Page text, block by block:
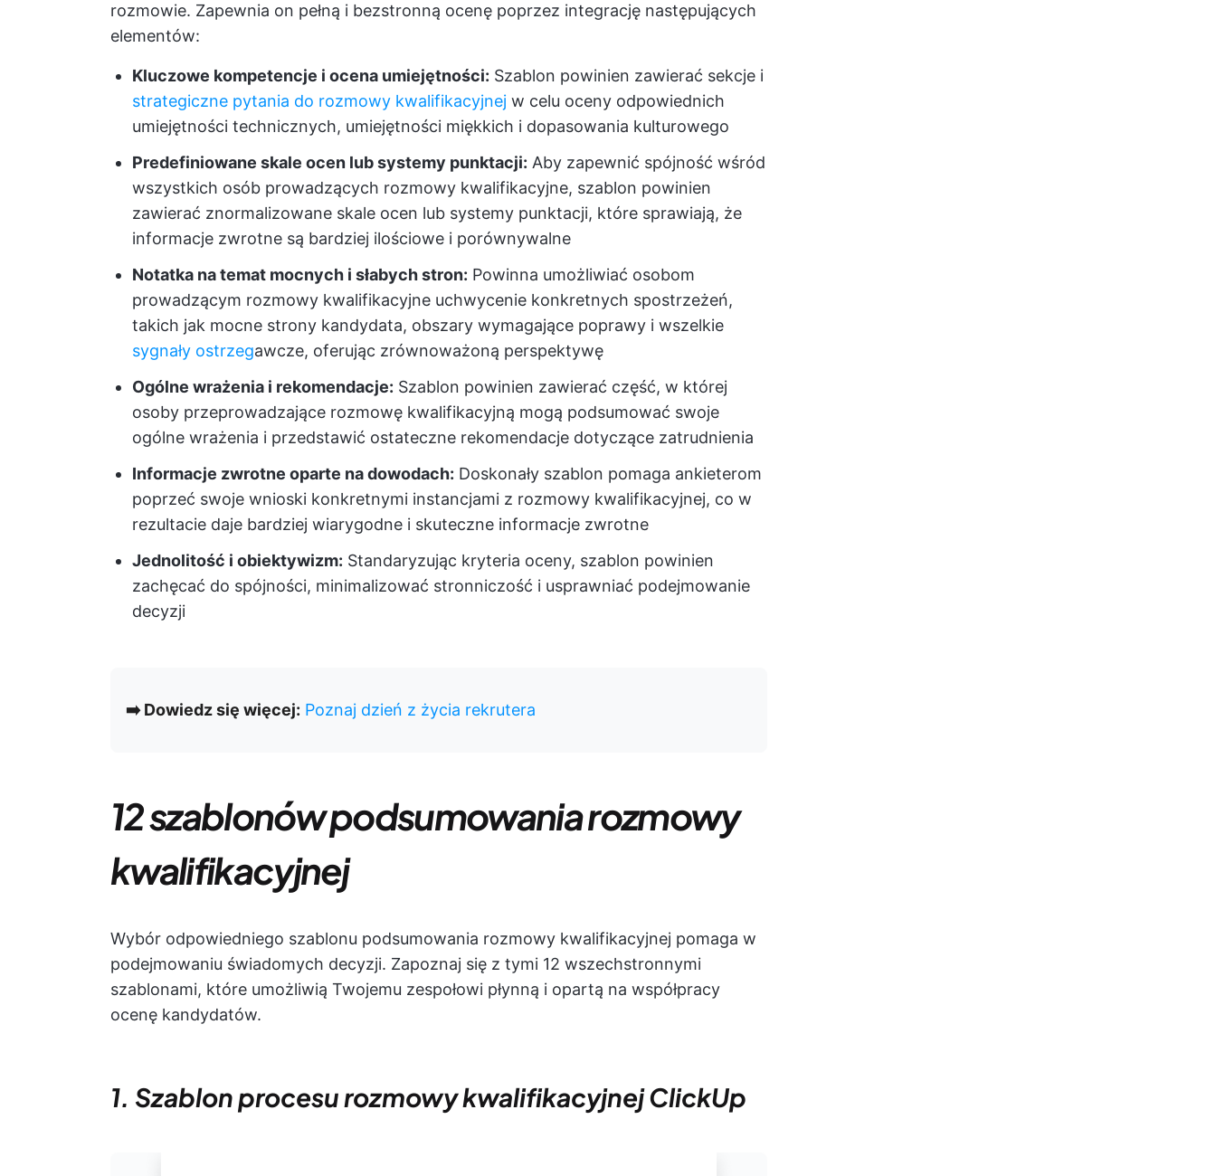
rozmowie. Zapewnia on pełną i bezstronną ocenę poprzez integrację następujących
elementów:
Kluczowe kompetencje i ocena umiejętności: Szablon powinien zawierać sekcje i
strategiczne pytania do rozmowy kwalifikacyjnej w celu oceny odpowiednich
umiejętności technicznych, umiejętności miękkich i dopasowania kulturowego
Predefiniowane skale ocen lub systemy punktacji: Aby zapewnić spójność wśród
wszystkich osób prowadzących rozmowy kwalifikacyjne, szablon powinien
zawierać znormalizowane skale ocen lub systemy punktacji, które sprawiają, że
informacje zwrotne są bardziej ilościowe i porównywalne
Notatka na temat mocnych i słabych stron: Powinna umożliwiać osobom
prowadzącym rozmowy kwalifikacyjne uchwycenie konkretnych spostrzeżeń,
takich jak mocne strony kandydata, obszary wymagające poprawy i wszelkie
sygnały ostrzegawcze, oferując zrównoważoną perspektywę
Ogólne wrażenia i rekomendacje: Szablon powinien zawierać część, w której
osoby przeprowadzające rozmowę kwalifikacyjną mogą podsumować swoje
ogólne wrażenia i przedstawić ostateczne rekomendacje dotyczące zatrudnienia
Informacje zwrotne oparte na dowodach: Doskonały szablon pomaga ankieterom
poprzeć swoje wnioski konkretnymi instancjami z rozmowy kwalifikacyjnej, co w
rezultacie daje bardziej wiarygodne i skuteczne informacje zwrotne
Jednolitość i obiektywizm: Standaryzując kryteria oceny, szablon powinien
zachęcać do spójności, minimalizować stronniczość i usprawniać podejmowanie
decyzji
➡️ Dowiedz się więcej: Poznaj dzień z życia rekrutera
12 szablonów podsumowania rozmowy
kwalifikacyjnej
Wybór odpowiedniego szablonu podsumowania rozmowy kwalifikacyjnej pomaga w
podejmowaniu świadomych decyzji. Zapoznaj się z tymi 12 wszechstronnymi
szablonami, które umożliwią Twojemu zespołowi płynną i opartą na współpracy
ocenę kandydatów.
1. Szablon procesu rozmowy kwalifikacyjnej ClickUp